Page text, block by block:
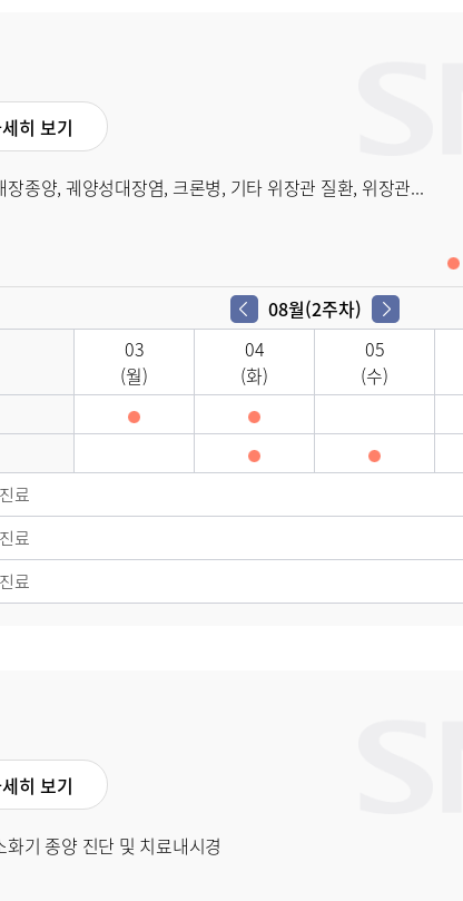
히 보기
장종양, 궤양성대장염, 크론병, 기타 위장관 질환, 위장관...
08월(2주차)
03
(월)
04
(화)
05
(수)
료
료
료
히 보기
기 종양 진단 및 치료내시경